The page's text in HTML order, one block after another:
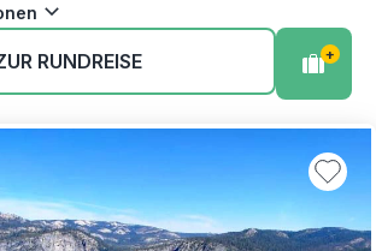
RUNDREISE +